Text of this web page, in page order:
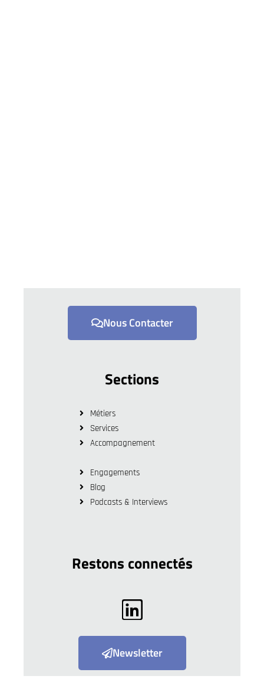
Nous Contacter
Sections
Métiers
Services
Accompagnement
Engagements
Blog
Podcasts & Interviews
Restons connectés
Newsletter